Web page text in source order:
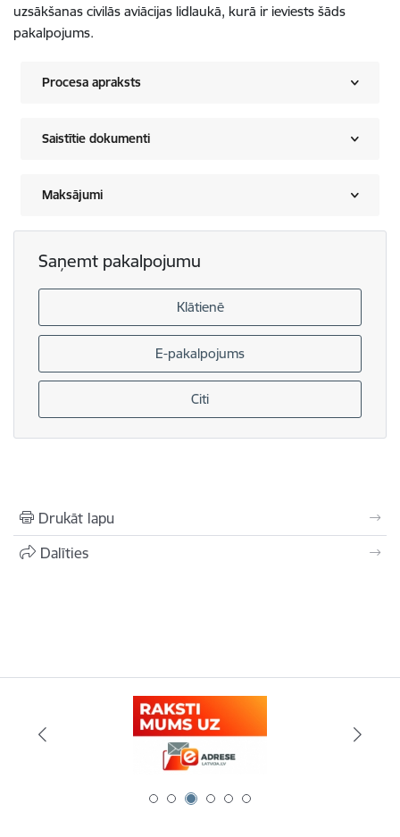
uzsākšanas civilās aviācijas lidlaukā, kurā ir ieviests šāds
pakalpojums.
Procesa apraksts
Saistītie dokumenti
Maksājumi
Saņemt pakalpojumu
Klātienē
E-pakalpojums
Citi
Drukāt lapu
Dalīties